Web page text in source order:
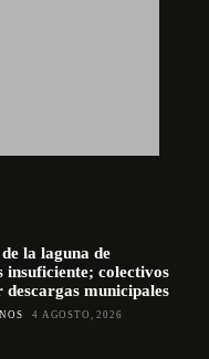
la laguna de
insuficiente; colectivos
descargas municipales
4 AGOSTO, 2026